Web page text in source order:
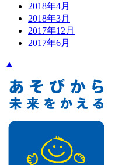
2018年4月
2018年3月
2017年12月
2017年6月
▲